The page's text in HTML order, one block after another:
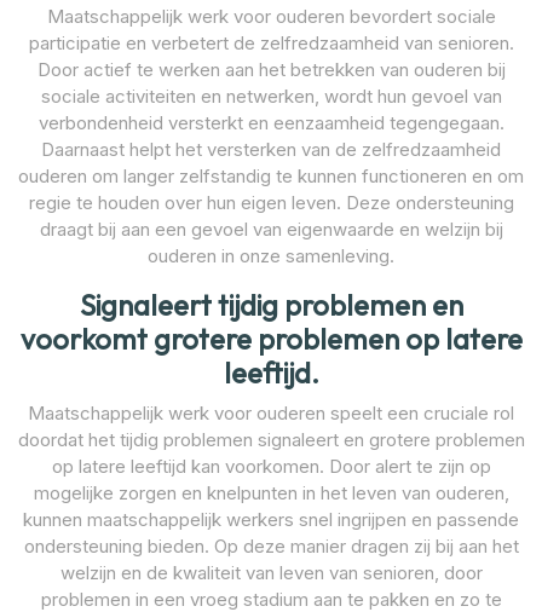
Maatschappelijk werk voor ouderen bevordert sociale
participatie en verbetert de zelfredzaamheid van senioren.
Door actief te werken aan het betrekken van ouderen bij
sociale activiteiten en netwerken, wordt hun gevoel van
verbondenheid versterkt en eenzaamheid tegengegaan.
Daarnaast helpt het versterken van de zelfredzaamheid
ouderen om langer zelfstandig te kunnen functioneren en om
regie te houden over hun eigen leven. Deze ondersteuning
draagt bij aan een gevoel van eigenwaarde en welzijn bij
ouderen in onze samenleving.
Signaleert tijdig problemen en
voorkomt grotere problemen op latere
leeftijd.
Maatschappelijk werk voor ouderen speelt een cruciale rol
doordat het tijdig problemen signaleert en grotere problemen
op latere leeftijd kan voorkomen. Door alert te zijn op
mogelijke zorgen en knelpunten in het leven van ouderen,
kunnen maatschappelijk werkers snel ingrijpen en passende
ondersteuning bieden. Op deze manier dragen zij bij aan het
welzijn en de kwaliteit van leven van senioren, door
problemen in een vroeg stadium aan te pakken en zo te